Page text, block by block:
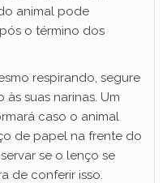
animal pode
o término dos
respirando, segure
suas narinas. Um
caso o animal
de papel na frente do
se o lenço se
de conferir isso.